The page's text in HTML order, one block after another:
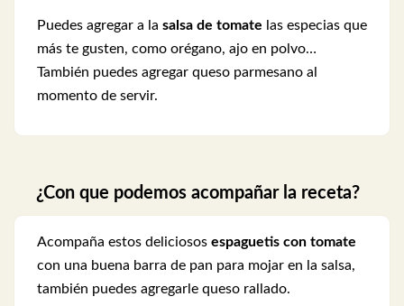
Puedes agregar a la salsa de tomate las especias que
más te gusten, como orégano, ajo en polvo…
También puedes agregar queso parmesano al
momento de servir.
¿Con que podemos acompañar la receta?
Acompaña estos deliciosos espaguetis con tomate
con una buena barra de pan para mojar en la salsa,
también puedes agregarle queso rallado.